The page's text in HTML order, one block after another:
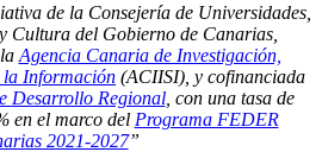
de la Consejería de Universidades,
Cultura del Gobierno de Canarias,
Agencia Canaria de Investigación,
la Información (ACIISI), y cofinanciada
Desarrollo Regional, con una tasa de
en el marco del Programa FEDER
2021-2027”